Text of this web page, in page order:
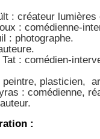
: créateur lumières
: comédienne-
: photographe.
: comédien-
peintre, plasticien,
: comédienne,
: